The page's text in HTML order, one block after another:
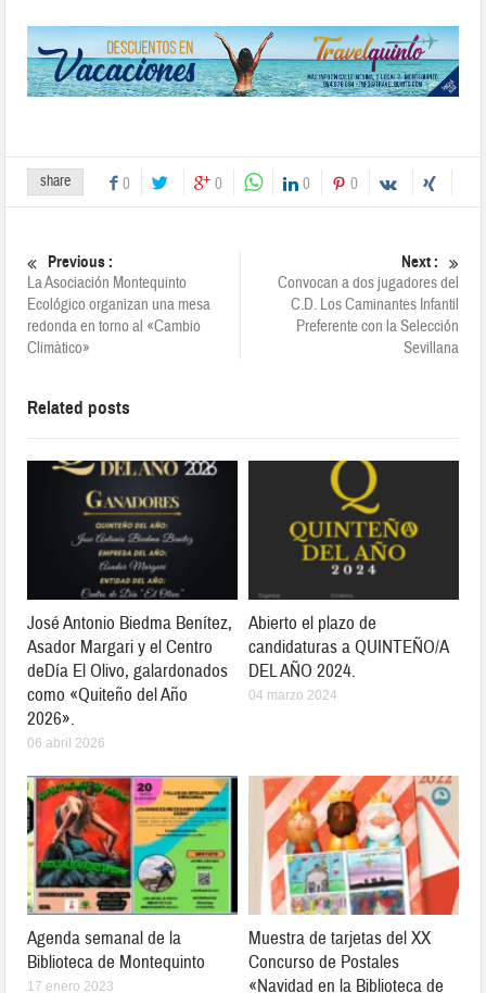
share 0 0 0 0
Previous :
La Asociación Montequinto
Ecológico organizan una mesa
redonda en torno al «Cambio
Climàtico»
Next :
Convocan a dos jugadores del
C.D. Los Caminantes Infantil
Preferente con la Selección
Sevillana
Related posts
José Antonio Biedma Benítez,
Asador Margari y el Centro
deDía El Olivo, galardonados
como «Quiteño del Año
2026».
06 abril 2026
Abierto el plazo de
candidaturas a QUINTEÑO/A
DEL AÑO 2024.
04 marzo 2024
Agenda semanal de la
Biblioteca de Montequinto
17 enero 2023
Muestra de tarjetas del XX
Concurso de Postales
«Navidad en la Biblioteca de